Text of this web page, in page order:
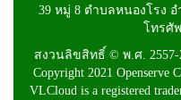
39 หมู่ 8 ตำบลหนองโรง อ
โทรศั
สงวนลิขสิทธิ์ © พ.ศ. 2557-
Copyright 2021 Openserve
VLCloud is a registered